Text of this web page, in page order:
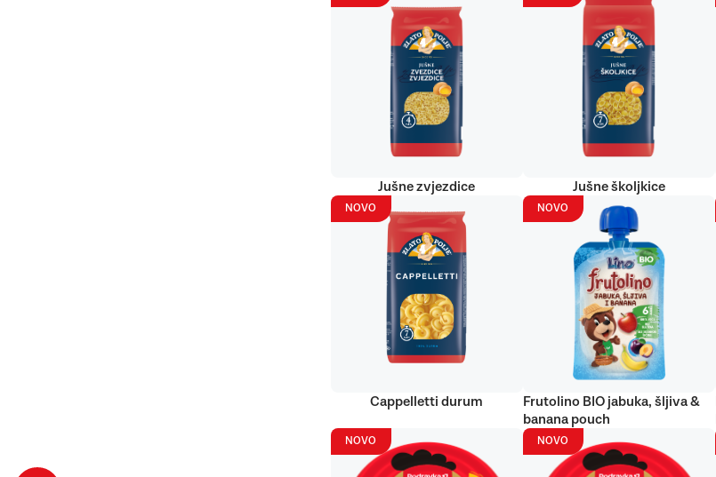
Jušne zvjezdice Jušne školjkice
NOVO
Cappelletti durum
NOVO
Frutolino BIO jabuka, šljiva &
banana pouch
NOVO NOVO